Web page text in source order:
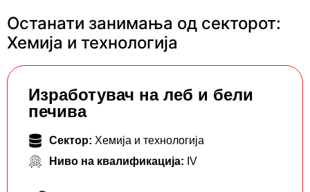
Останати занимања од секторот:
Хемија и технологија
Изработувач на леб и бели
печива
Сектор: Хемија и технологија
Ниво на квалификација: IV